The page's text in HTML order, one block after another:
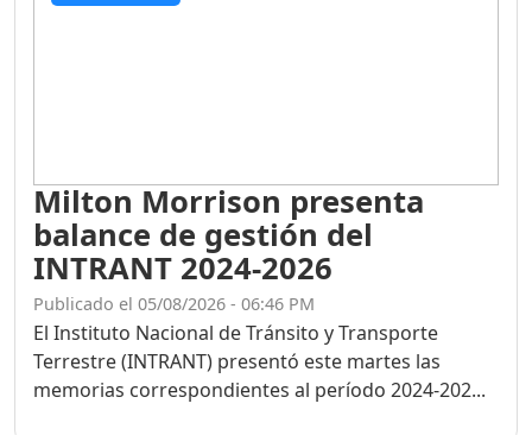
Milton Morrison presenta
balance de gestión del
INTRANT 2024-2026
Publicado el 05/08/2026 - 06:46 PM
El Instituto Nacional de Tránsito y Transporte
Terrestre (INTRANT) presentó este martes las
memorias correspondientes al período 2024-202...